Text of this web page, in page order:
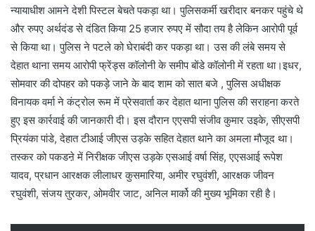
न्यायाधीश आमने देशी पिस्टल बेचते पकड़ा था। पुलिसकर्मी खरीदार बनकर पहुंचे थे
और रुपए अर्थदंड से दंडित किया 25 हजार रुपए में सौदा तय है लेकिन आरोपी पूर्व
से किया था। पुलिस ने पटले को घेराबंदी कर पकड़ा था। उस की लंबे समय से
देहात थाना समय आरोपी फ्रेंड्स कॉलोनी के समीप बोंडे कॉलोनी में रहता था।इधर,
सोमवार की दोपहर को पकड़े जाने के बाद शाम को सात बजे , पुलिस अधीक्षक
विनायक वर्मा ने कंट्रोल रूम में प्रेसवार्ता कर देहात थाना पुलिस की सराहना करते
हुए इस कार्रवाई की जानकारी दी। इस दौरान एएसपी संजीव कुमार उइके, सीएसपी
प्रियंका पांडे, देहात टीआई जीएस उड़के सहित देहात थाने का अमला मौजूद था।
तस्कर को पकडऩे में निरीक्षक जीएस उड़के एसआई वर्षा सिंह, एएसआई रूपेश
यादव, प्रधान आरक्षक लीलाधर कुसमारिया, अमीर रघुवंशी, आरक्षक जीवन
रघुवंशी, संजय तुरकर, ओमवीर जाट, अनिल मार्को की मुख्य भूमिका रही है।